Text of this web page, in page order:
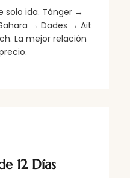
solo ida. Tánger →
→ Dades → Aït
La mejor relación
12 Días